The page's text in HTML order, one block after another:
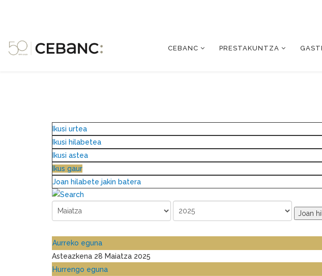
CEBANC PRESTAKUNTZA
Ikusi urtea
Ikusi hilabetea
Ikusi astea
Ikus gaur
Joan hilabete jakin batera
Joan
Aurreko eguna
Asteazkena 28 Maiatza 2025
Hurrengo eguna